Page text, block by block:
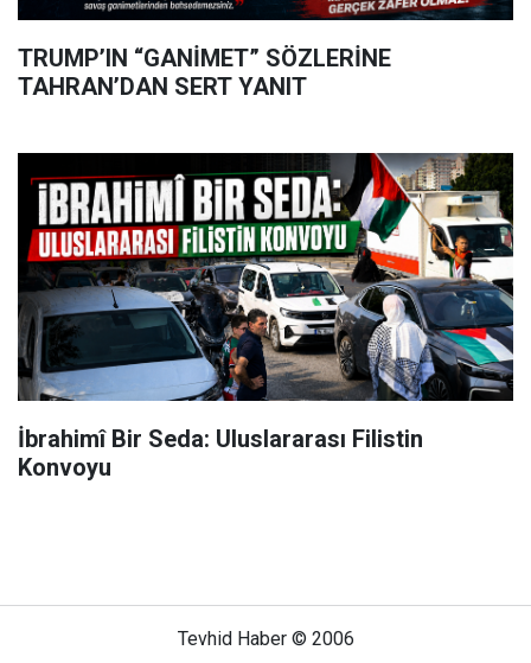
TRUMP’IN “GANİMET” SÖZLERİNE
TAHRAN’DAN SERT YANIT
İbrahimî Bir Seda: Uluslararası Filistin
Konvoyu
Tevhid Haber © 2006